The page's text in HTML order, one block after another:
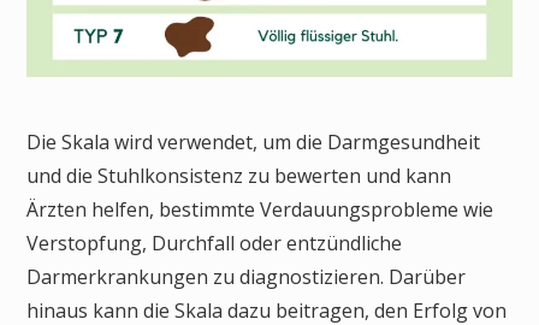
Die Skala wird verwendet, um die Darmgesundheit
und die Stuhlkonsistenz zu bewerten und kann
Ärzten helfen, bestimmte Verdauungsprobleme wie
Verstopfung, Durchfall oder entzündliche
Darmerkrankungen zu diagnostizieren. Darüber
hinaus kann die Skala dazu beitragen, den Erfolg von